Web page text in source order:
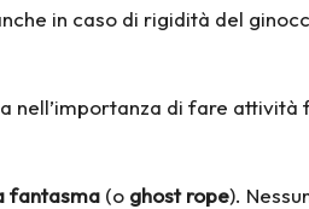
in caso di rigidità del
nell’importanza di fare
fantasma (o ghost rope).